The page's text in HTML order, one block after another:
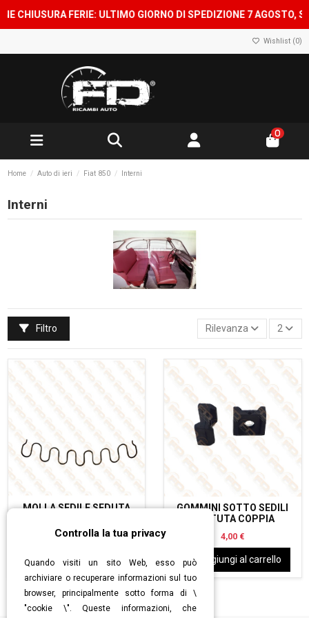
CHIUSURA FERIE: ULTIMO GIORNO DI SPEDIZIONE 7 AGOSTO,
Wishlist (0)
0
Home Auto di ieri Fiat 850 Interni
Interni
Filtro Rilevanza 2
MOLLA SEDILE SEDUTA
2,00 €
Aggiungi al carrello
GOMMINI SOTTO SEDILI
BATTUTA COPPIA
4,00 €
Aggiungi al carrello
Controlla la tua privacy
Quando visiti un sito Web, esso può
archiviare o recuperare informazioni sul tuo
browser, principalmente sotto forma di \
"cookie \". Queste informazioni, che